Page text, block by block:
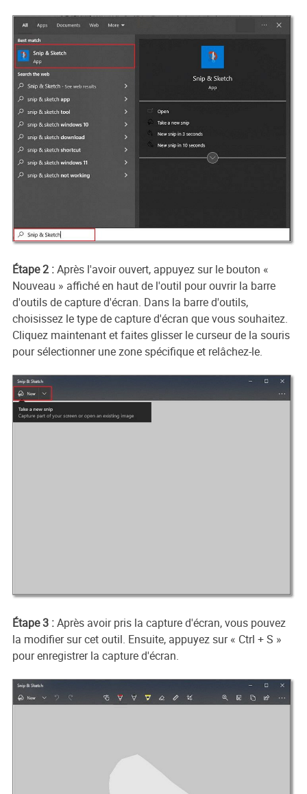
Étape 2 :Après l'avoir ouvert, appuyez sur le bouton «
Nouveau » affiché en haut de l'outil pour ouvrir la barre
d'outils de capture d'écran. Dans la barre d'outils,
choisissez le type de capture d'écran que vous souhaitez.
Cliquez maintenant et faites glisser le curseur de la souris
pour sélectionner une zone spécifique et relâchez-le.
Étape 3 :Après avoir pris la capture d'écran, vous pouvez
la modifier sur cet outil. Ensuite, appuyez sur « Ctrl + S »
pour enregistrer la capture d'écran.